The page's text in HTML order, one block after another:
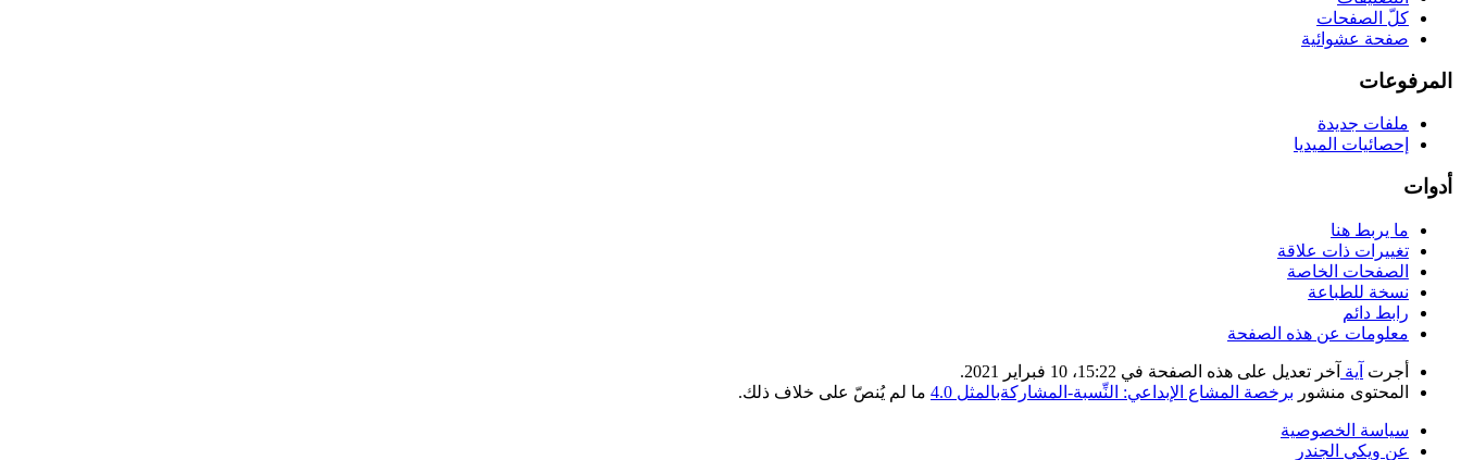
كلّ الصفحات
صفحة عشوائية
المرفوعات
ملفات جديدة
إحصائيات الميديا
أدوات
ما يربط هنا
تغييرات ذات علاقة
الصفحات الخاصة
نسخة للطباعة
رابط دائم
معلومات عن هذه الصفحة
أجرت آية آخر تعديل على هذه الصفحة في 15:22، 10 فبراير 2021.
المحتوى منشور برخصة المشاع الإبداعي: النِّسبة-المشاركةبالمثل 4.0 ما لم يُنصّ على خلاف ذلك.
سياسة الخصوصية
عن ويكي الجندر